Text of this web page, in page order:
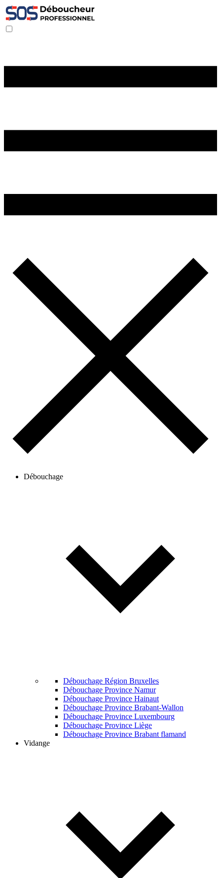
Débouchage
Débouchage Région Bruxelles
Débouchage Province Namur
Débouchage Province Hainaut
Débouchage Province Brabant-Wallon
Débouchage Province Luxembourg
Débouchage Province Liège
Débouchage Province Brabant flamand
Vidange